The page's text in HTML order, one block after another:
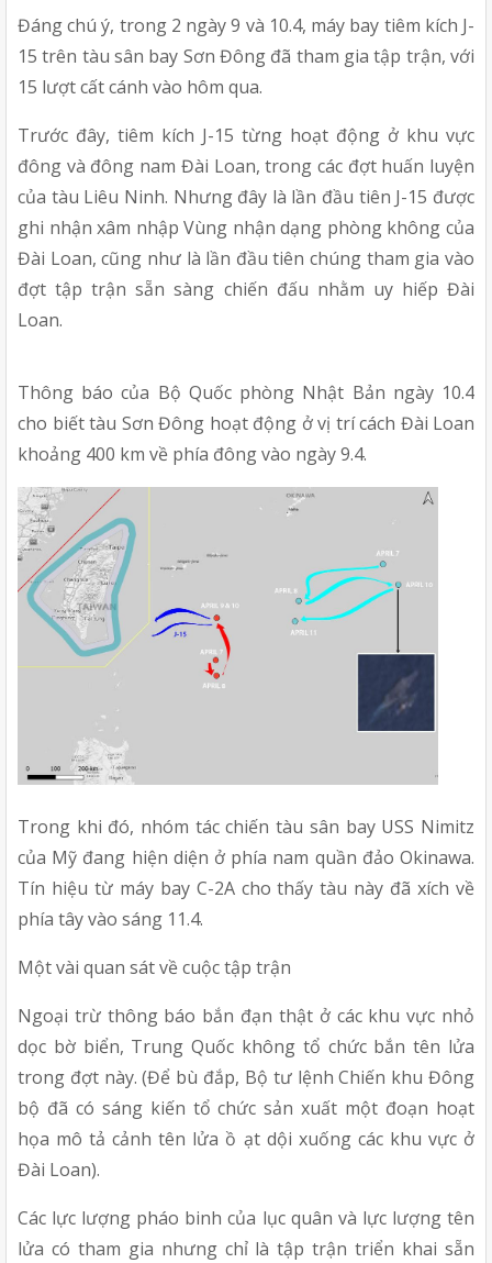
Đáng chú ý, trong 2 ngày 9 và 10.4, máy bay tiêm kích J-
15 trên tàu sân bay Sơn Đông đã tham gia tập trận, với
15 lượt cất cánh vào hôm qua.
Trước đây, tiêm kích J-15 từng hoạt động ở khu vực
đông và đông nam Đài Loan, trong các đợt huấn luyện
của tàu Liêu Ninh. Nhưng đây là lần đầu tiên J-15 được
ghi nhận xâm nhập Vùng nhận dạng phòng không của
Đài Loan, cũng như là lần đầu tiên chúng tham gia vào
đợt tập trận sẵn sàng chiến đấu nhằm uy hiếp Đài
Loan.
Thông báo của Bộ Quốc phòng Nhật Bản ngày 10.4
cho biết tàu Sơn Đông hoạt động ở vị trí cách Đài Loan
khoảng 400 km về phía đông vào ngày 9.4.
Trong khi đó, nhóm tác chiến tàu sân bay USS Nimitz
của Mỹ đang hiện diện ở phía nam quần đảo Okinawa.
Tín hiệu từ máy bay C-2A cho thấy tàu này đã xích về
phía tây vào sáng 11.4.
Một vài quan sát về cuộc tập trận
Ngoại trừ thông báo bắn đạn thật ở các khu vực nhỏ
dọc bờ biển, Trung Quốc không tổ chức bắn tên lửa
trong đợt này. (Để bù đắp, Bộ tư lệnh Chiến khu Đông
bộ đã có sáng kiến tổ chức sản xuất một đoạn hoạt
họa mô tả cảnh tên lửa ồ ạt dội xuống các khu vực ở
Đài Loan).
Các lực lượng pháo binh của lục quân và lực lượng tên
lửa có tham gia nhưng chỉ là tập trận triển khai sẵn